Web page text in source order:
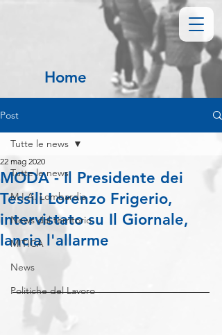
Home
Post
Tutte le news
M.I.A. Lombardia
News dal territorio
MITICA
News
Politiche del Lavoro
Tutte le news
MODA - Il Presidente dei
Tessili Lorenzo Frigerio,
intervistato su Il Giornale,
lancia l'allarme
22 mag 2020